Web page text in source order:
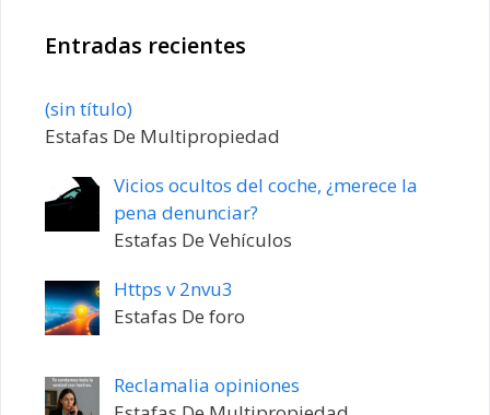
Entradas recientes
(sin título)Entrada
20198
Estafas De Multipropiedad
Vicios ocultos del coche, ¿merece la
pena denunciar?
Estafas De Vehículos
Https v 2nvu3
Estafas De foro
Reclamalia opiniones